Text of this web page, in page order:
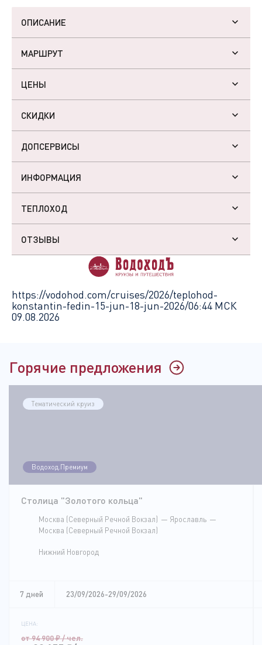
ОПИСАНИЕ
МАРШРУТ
ЦЕНЫ
СКИДКИ
ДОПСЕРВИСЫ
ИНФОРМАЦИЯ
ТЕПЛОХОД
ОТЗЫВЫ
https://vodohod.com/cruises/2026/teplohod-
konstantin-fedin-15-jun-18-jun-2026/06:44 МСК
09.08.2026
Горячие предложения
Тематический круиз
Водоход.Премиум
Столица "Золотого кольца"
Москва (Северный Речной Вокзал)
Ярославль
Москва (Северный Речной Вокзал)
Нижний Новгород
7 дней 23/09/2026-29/09/2026
ЦЕНА:
от 94 900₽/ чел.